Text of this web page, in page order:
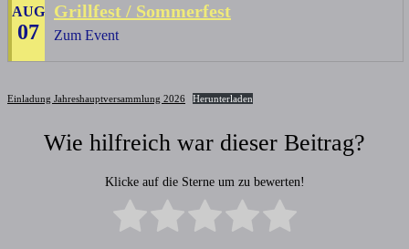
AUG
07
Grillfest / Sommerfest
Zum Event
Einladung Jahreshauptversammlung 2026 Herunterladen
Wie hilfreich war dieser Beitrag?
Klicke auf die Sterne um zu bewerten!